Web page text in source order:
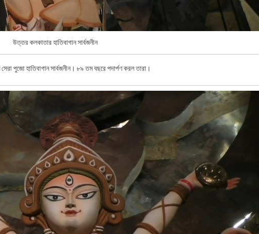
উত্তর কলকাতার হাতিবাগান সার্বজনীন
পুজো হাতিবাগান সার্বজনীন। ৮৯ তম বছরে পদার্পণ করল তারা।